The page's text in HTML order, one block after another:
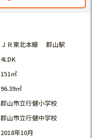
ＪＲ東北本線 郡山駅
4LDK
151㎡
96.39㎡
郡山市立行健小学校
郡山市立行健中学校
2018年10月